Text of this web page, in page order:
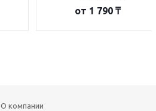
от 1 790 ₸
О компании